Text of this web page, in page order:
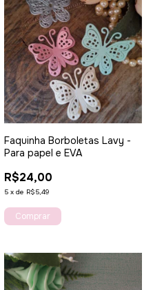
Faquinha Borboletas Lavy -
Para papel e EVA
R$24,00
5 x de R$5,49